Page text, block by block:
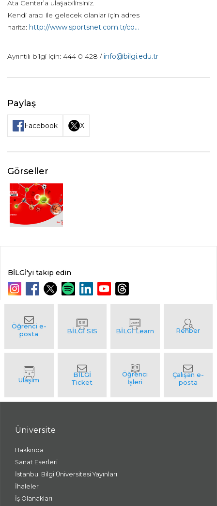
Ata Center’a ulaşabilirsiniz.
Kendi aracı ile gelecek olanlar için adres
harita: http://www.sportsnet.com.tr/co...
Ayrıntılı bilgi için: 444 0 428 / info@bilgi.edu.tr
Paylaş
Facebook X
Görseller
BİLGİ'yi takip edin
Üniversite
Hakkında
Sanat Eserleri
İstanbul Bilgi Üniversitesi Yayınları
İhaleler
İş Olanakları